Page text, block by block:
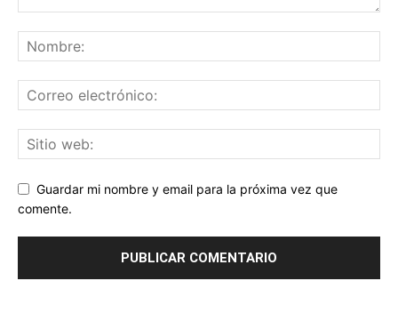
Guardar mi nombre y email para la próxima vez que
comente.